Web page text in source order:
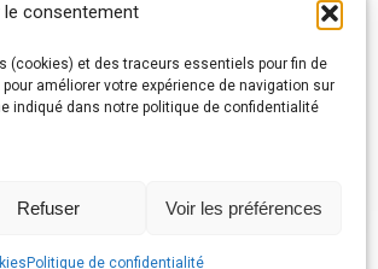
le consentement
(cookies) et des traceurs essentiels pour fin de
améliorer votre expérience de navigation sur
indiqué dans notre politique de confidentialité
Refuser Voir les préférences
Politique de confidentialité